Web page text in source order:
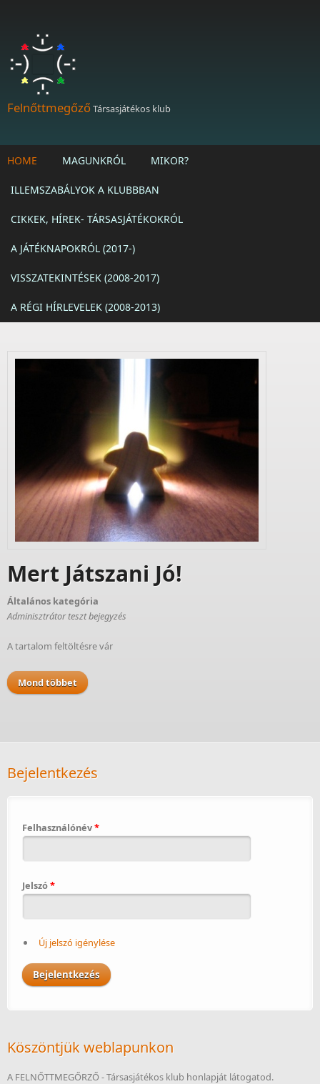
FelnőttmegőzőTársasjátékos klub
HOME MAGUNKRÓL MIKOR?
ILLEMSZABÁLYOK A KLUBBBAN
CIKKEK, HÍREK- TÁRSASJÁTÉKOKRÓL
A JÁTÉKNAPOKRÓL (2017-)
VISSZATEKINTÉSEK (2008-2017)
A RÉGI HÍRLEVELEK (2008-2013)
Mert Játszani Jó!
Általános kategória
Adminisztrátor teszt bejegyzés
A tartalom feltöltésre vár
Mond többet
Bejelentkezés
Felhasználónév*
Jelszó*
Új jelszó igénylése
Köszöntjük weblapunkon
A FELNŐTTMEGŐRZŐ - Társasjátékos klub honlapját látogatod.